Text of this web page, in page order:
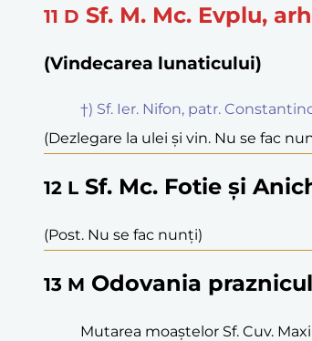
11 D Sf. M. Mc. Evplu,
(Vindecarea lunaticului)
†) Sf. Ier. Nifon, patr.
(Dezlegare la ulei și vin. Nu se fac
12 L Sf. Mc. Fotie și
(Post. Nu se fac nunți)
13 M Odovania
Mutarea moaștelor Sf. Cuv.